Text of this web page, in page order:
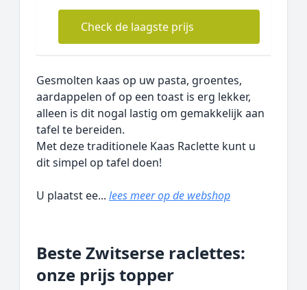
Check de laagste prijs
Gesmolten kaas op uw pasta, groentes,
aardappelen of op een toast is erg lekker,
alleen is dit nogal lastig om gemakkelijk aan
tafel te bereiden.
Met deze traditionele Kaas Raclette kunt u
dit simpel op tafel doen!
U plaatst ee... lees meer op de webshop
Beste Zwitserse raclettes:
onze prijs topper